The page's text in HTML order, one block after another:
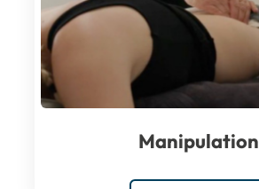
Manipulation